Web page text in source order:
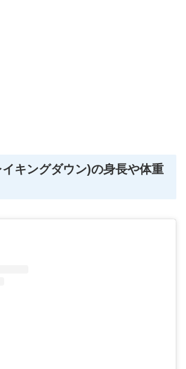
キングダウン)の身長や体重